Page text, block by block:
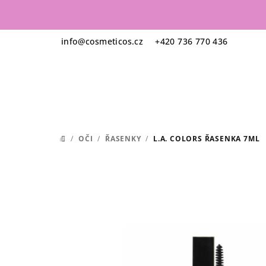
info@cosmeticos.cz +420 736 770 436
DOMŮ
/ OČI / ŘASENKY / L.A. COLORS ŘASENKA 7ML